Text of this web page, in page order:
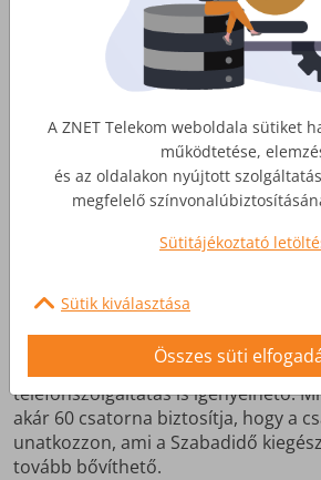
Melyik internetcsomag a
Röviden: bármelyik.
Már a SmartHome S csomag is elég
, streaming
HBO Go) megtekintéséhez és a
Azonban egy nagyobb családnál a
TV és telefonszolgáltatás
Az internetcsomagok mellé igény
telefonszolgáltatás is igényelhető.
akár 60 csatorna biztosítja, hogy a
unatkozzon, ami a Szabadidő
tovább bővíthető.
A ZNET Telekom weboldala sütiket
működtetése,
és az oldalakon nyújtott
megfelelő
Sütitájékoztató
Sütik kiválasztása
Összes süti